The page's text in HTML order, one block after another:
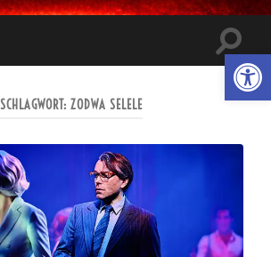
ein-/
SCHLAGWORT: ZODWA SELELE